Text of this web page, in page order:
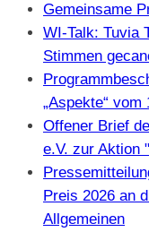
Gemeinsame
WI-Talk: Tuvia
Stimmen
„Aspekte“ vom
Offener Brief
e.V. zur Aktion
Preis 2026 an
Allgemeinen